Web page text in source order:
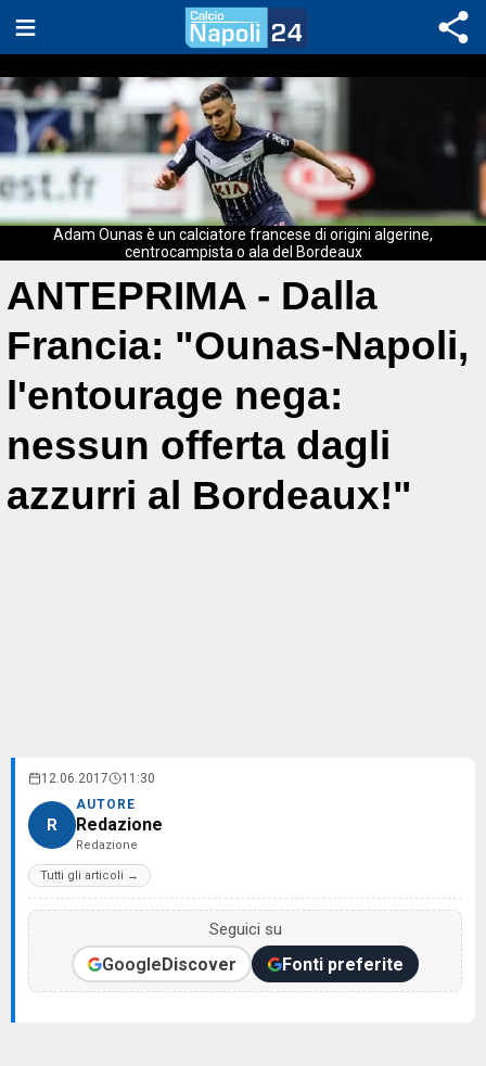
Adam Ounas è un calciatore francese di origini algerine,
centrocampista o ala del Bordeaux
ANTEPRIMA - Dalla
Francia: "Ounas-Napoli,
l'entourage nega:
nessun offerta dagli
azzurri al Bordeaux!"
12.06.2017 11:30
R
AUTORE
Redazione
Redazione
Tutti gli articoli →
Seguici su
GoogleDiscover Fonti preferite